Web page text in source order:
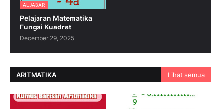
ALJABAR
Pelajaran Matematika
Fungsi Kuadrat
December 29, 2025
ARITMATIKA Lihat semua